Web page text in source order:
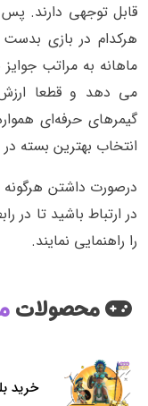
قابل توجهی دارند. پس
هرکدام در بازی
ماهانه به مراتب
می دهد و قطعا
گیمرهای حرفه‌ای
انتخاب بهترین بسته
درصورت داشتن هرگونه
در ارتباط باشید تا
را راهنمایی نمایند.
محصولات
خرید